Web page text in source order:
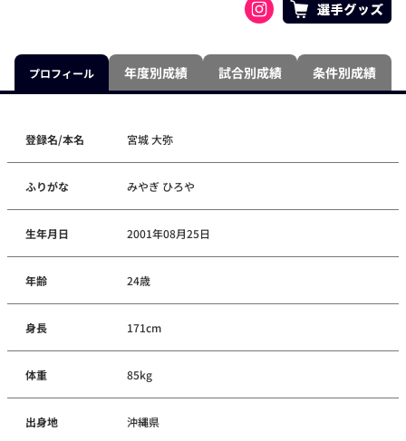
プロフィール 年度別成績 試合別成績 条件別成績
登録名/本名 宮城 大弥
ふりがな みやぎ ひろや
生年月日 2001年08月25日
年齢 24歳
身長 171cm
体重 85kg
出身地 沖縄県